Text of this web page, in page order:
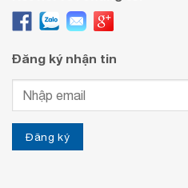
Đăng ký nhận tin